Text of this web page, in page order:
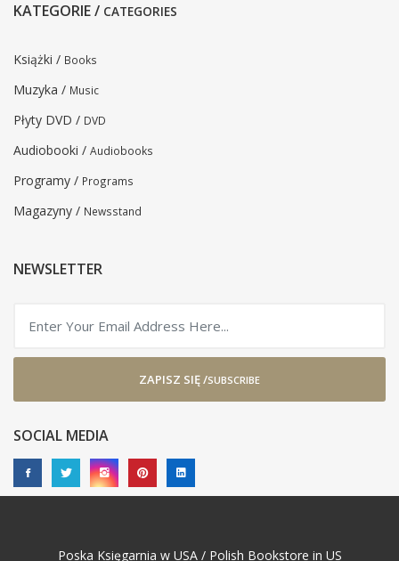
KATEGORIE / CATEGORIES
Książki / Books
Muzyka / Music
Płyty DVD / DVD
Audiobooki / Audiobooks
Programy / Programs
Magazyny / Newsstand
NEWSLETTER
ZAPISZ SIĘ /SUBSCRIBE
SOCIAL MEDIA
Poska Księgarnia w USA / Polish Bookstore in US